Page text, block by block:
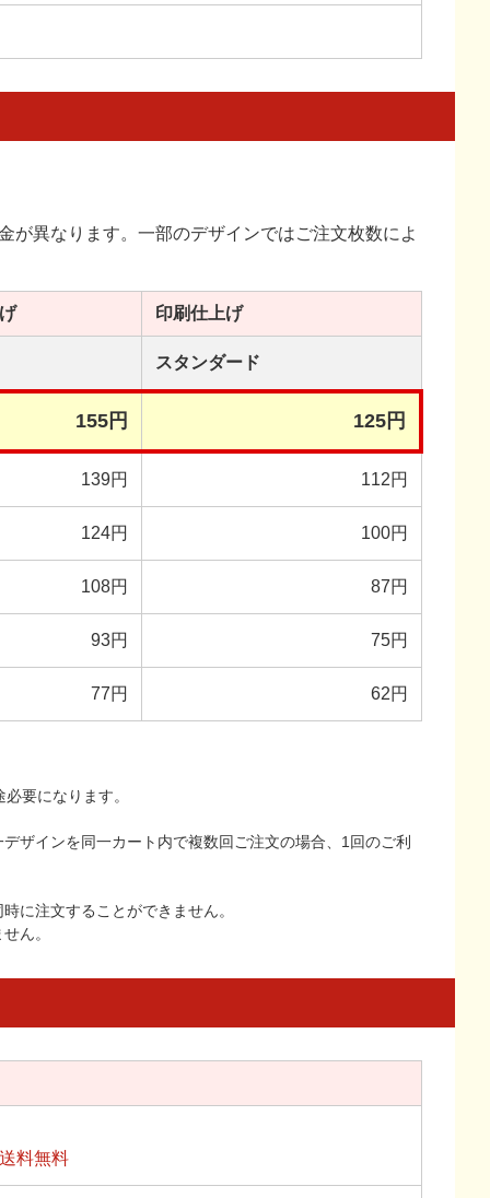
が異なります。一部のデザインではご注文枚数によ
印刷仕上げ
スタンダード
155円 125円
139円 112円
124円 100円
108円 87円
93円 75円
77円 62円
要になります。
ザインを同一カート内で複数回ご注文の場合、1回のご利
に注文することができません。
ん。
料無料